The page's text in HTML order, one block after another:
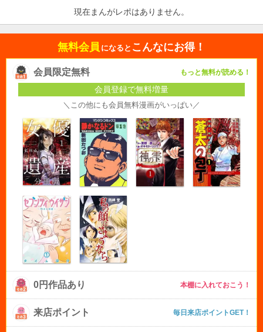
現在まんがレポはありません。
無料会員 になると こんなにお得！
会員限定無料 もっと無料が読める！
会員登録で無料増量
＼この他にも会員無料漫画がいっぱい／
0円作品あり 本棚に入れておこう！
来店ポイント 毎日来店ポイントGET！